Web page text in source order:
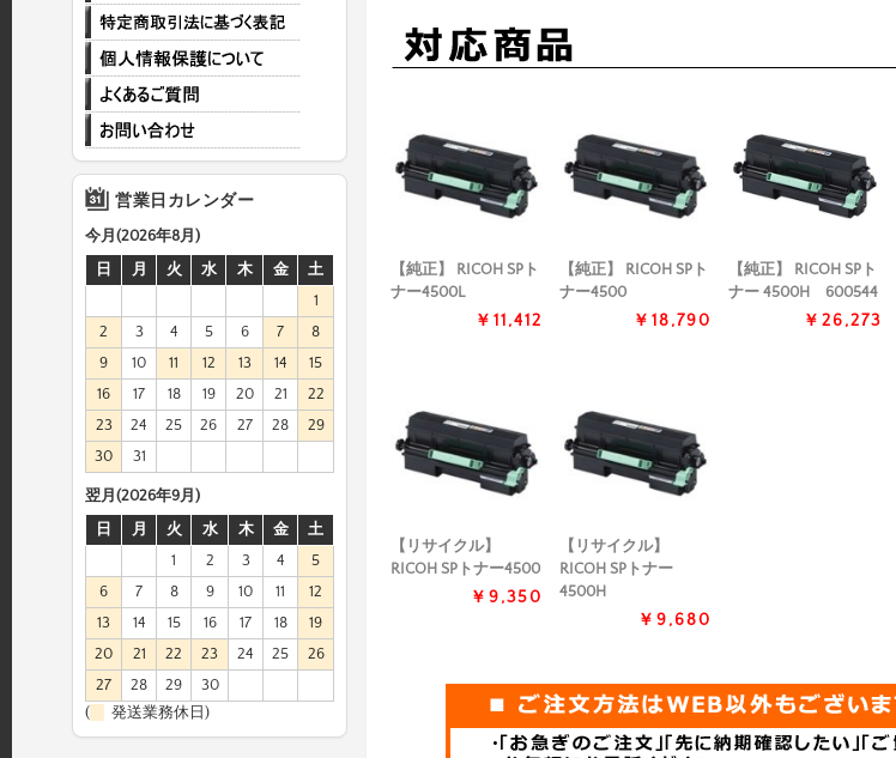
【純正】 RICOH SPト
ナー4500L
￥11,412
【純正】 RICOH SPト
ナー4500
￥18,790
【純正】 RICOH SPト
ナー 4500H 600544
￥26,273
【リサイクル】
RICOH SPトナー4500
￥9,350
【リサイクル】
RICOH SPトナー
4500H
￥9,680
営業日カレンダー
今月(2026年8月)
日
月 火 水 木 金
土
1
2
3 4 5 6 7
8
9
10 11 12 13 14
15
16
17 18 19 20 21
22
23
24 25 26 27 28
29
30
31
翌月(2026年9月)
日
月 火 水 木 金
土
1
2 3 4
5
6
7 8 9 10 11
12
13
14 15 16 17 18
19
20
21 22 23 24 25
26
27
28 29
30
(
発送業務休日)